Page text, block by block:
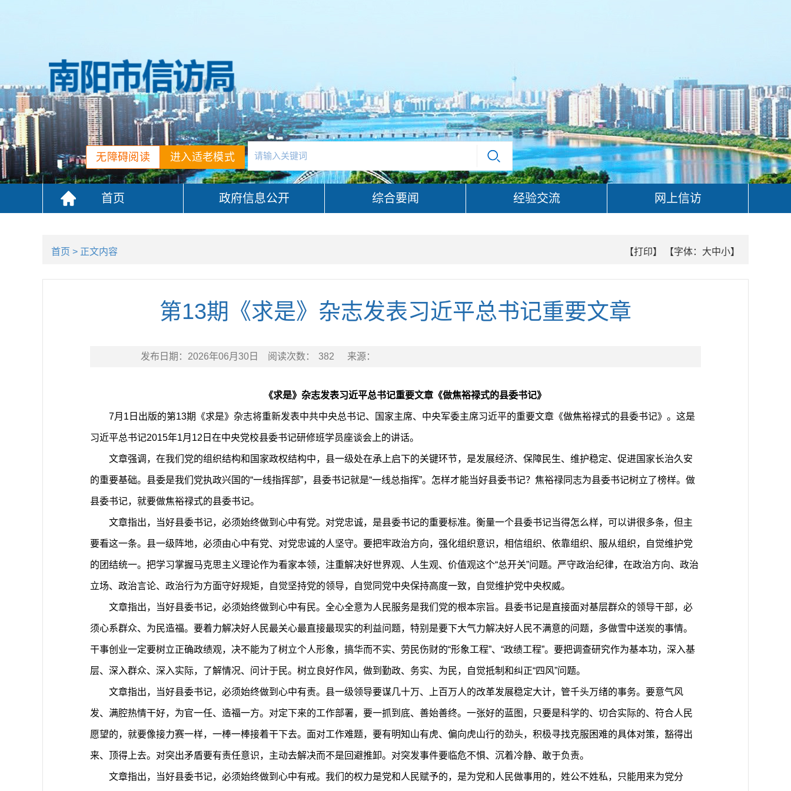
进入适老模式
无障碍阅读
首页 政府信息公开 综合要闻 经验交流 网上信访
首页 > 正文内容 【打印】 【字体： 大中小】
第13期《求是》杂志发表习近平总书记重要文章
发布日期： 2026年06月30日 阅读次数： 382 来源：
《求是》杂志发表习近平总书记重要文章《做焦裕禄式的县委书记》
7月1日出版的第13期《求是》杂志将重新发表中共中央总书记、国家主席、中央军委主席习近平的重要文章《做焦裕禄式的县委书记》。这是
习近平总书记2015年1月12日在中央党校县委书记研修班学员座谈会上的讲话。
文章强调，在我们党的组织结构和国家政权结构中，县一级处在承上启下的关键环节，是发展经济、保障民生、维护稳定、促进国家长治久安
的重要基础。县委是我们党执政兴国的“一线指挥部”，县委书记就是“一线总指挥”。怎样才能当好县委书记？焦裕禄同志为县委书记树立了榜样。做
县委书记，就要做焦裕禄式的县委书记。
文章指出，当好县委书记，必须始终做到心中有党。对党忠诚，是县委书记的重要标准。衡量一个县委书记当得怎么样，可以讲很多条，但主
要看这一条。县一级阵地，必须由心中有党、对党忠诚的人坚守。要把牢政治方向，强化组织意识，相信组织、依靠组织、服从组织，自觉维护党
的团结统一。把学习掌握马克思主义理论作为看家本领，注重解决好世界观、人生观、价值观这个“总开关”问题。严守政治纪律，在政治方向、政治
立场、政治言论、政治行为方面守好规矩，自觉坚持党的领导，自觉同党中央保持高度一致，自觉维护党中央权威。
文章指出，当好县委书记，必须始终做到心中有民。全心全意为人民服务是我们党的根本宗旨。县委书记是直接面对基层群众的领导干部，必
须心系群众、为民造福。要着力解决好人民最关心最直接最现实的利益问题，特别是要下大气力解决好人民不满意的问题，多做雪中送炭的事情。
干事创业一定要树立正确政绩观，决不能为了树立个人形象，搞华而不实、劳民伤财的“形象工程”、“政绩工程”。要把调查研究作为基本功，深入基
层、深入群众、深入实际，了解情况、问计于民。树立良好作风，做到勤政、务实、为民，自觉抵制和纠正“四风”问题。
文章指出，当好县委书记，必须始终做到心中有责。县一级领导要谋几十万、上百万人的改革发展稳定大计，管千头万绪的事务。要意气风
发、满腔热情干好，为官一任、造福一方。对定下来的工作部署，要一抓到底、善始善终。一张好的蓝图，只要是科学的、切合实际的、符合人民
愿望的，就要像接力赛一样，一棒一棒接着干下去。面对工作难题，要有明知山有虎、偏向虎山行的劲头，积极寻找克服困难的具体对策，豁得出
来、顶得上去。对突出矛盾要有责任意识，主动去解决而不是回避推卸。对突发事件要临危不惧、沉着冷静、敢于负责。
文章指出，当好县委书记，必须始终做到心中有戒。我们的权力是党和人民赋予的，是为党和人民做事用的，姓公不姓私，只能用来为党分